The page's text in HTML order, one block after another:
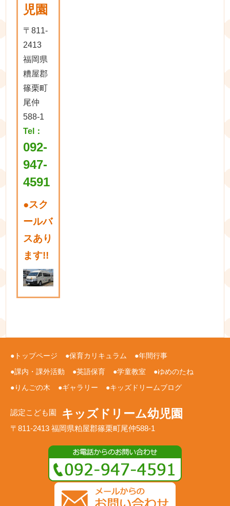
児園
〒811-
2413
福岡県
糟屋郡
篠栗町
尾仲
588-1
Tel：
092-
947-
4591
●スク
ールバ
スあり
ます!!
トップページ 保育カリキュラム
年間行事
課内・課外活動
英語保育 学童教室
ゆめのたね
りんごの木
ギャラリー キッズドリームブログ
認定こども園 キッズドリーム幼児園
〒811-2413 福岡県粕屋郡篠栗町尾仲588-1